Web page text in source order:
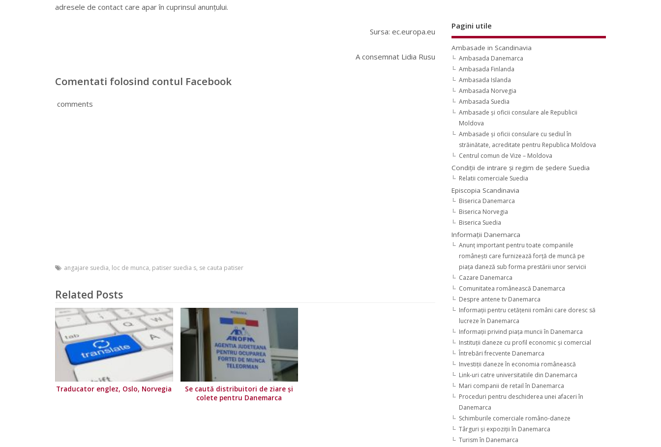
adresele de contact care apar în cuprinsul anunțului.
Sursa: ec.europa.eu
A consemnat Lidia Rusu
Comentati folosind contul Facebook
comments
angajare suedia, loc de munca, patiser suedia s, se cauta patiser
Related Posts
Traducator englez, Oslo, Norvegia
Se caută distribuitori de ziare şi
colete pentru Danemarca
Pagini utile
Ambasade in Scandinavia
Ambasada Danemarca
Ambasada Finlanda
Ambasada Islanda
Ambasada Norvegia
Ambasada Suedia
Ambasade şi oficii consulare ale Republicii
Moldova
Ambasade şi oficii consulare cu sediul în
străinătate, acreditate pentru Republica Moldova
Centrul comun de Vize – Moldova
Condiţii de intrare şi regim de şedere Suedia
Relatii comerciale Suedia
Episcopia Scandinavia
Biserica Danemarca
Biserica Norvegia
Biserica Suedia
Informaţii Danemarca
Anunţ important pentru toate companiile
româneşti care furnizează forţă de muncă pe
piaţa daneză sub forma prestării unor servicii
Cazare Danemarca
Comunitatea românească Danemarca
Despre antene tv Danemarca
Informaţii pentru cetăţenii români care doresc să
lucreze în Danemarca
Informaţii privind piaţa muncii în Danemarca
Instituţii daneze cu profil economic şi comercial
Întrebări frecvente Danemarca
Investiţii daneze în economia românească
Link-uri catre universitatiile din Danemarca
Mari companii de retail în Danemarca
Proceduri pentru deschiderea unei afaceri în
Danemarca
Schimburile comerciale româno-daneze
Târguri şi expoziţii în Danemarca
Turism în Danemarca